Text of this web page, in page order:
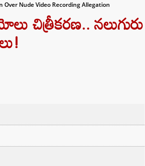
Nude Video Recording Allegation
చిత్రీకరణ.. నలుగురు